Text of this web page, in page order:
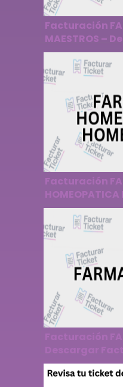
Facturación
MAESTROS –
Facturación
HOMEOPATICA
Descargar